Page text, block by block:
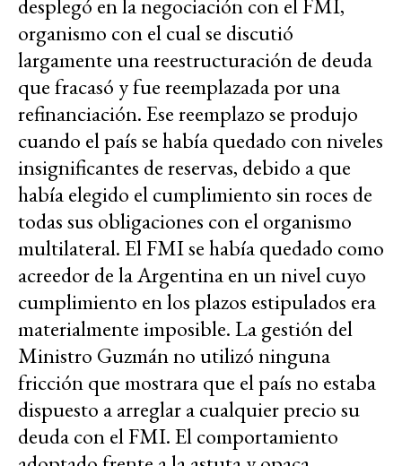
desplegó en la negociación con el FMI,
organismo con el cual se discutió
largamente una reestructuración de deuda
que fracasó y fue reemplazada por una
refinanciación. Ese reemplazo se produjo
cuando el país se había quedado con niveles
insignificantes de reservas, debido a que
había elegido el cumplimiento sin roces de
todas sus obligaciones con el organismo
multilateral. El FMI se había quedado como
acreedor de la Argentina en un nivel cuyo
cumplimiento en los plazos estipulados era
materialmente imposible. La gestión del
Ministro Guzmán no utilizó ninguna
fricción que mostrara que el país no estaba
dispuesto a arreglar a cualquier precio su
deuda con el FMI. El comportamiento